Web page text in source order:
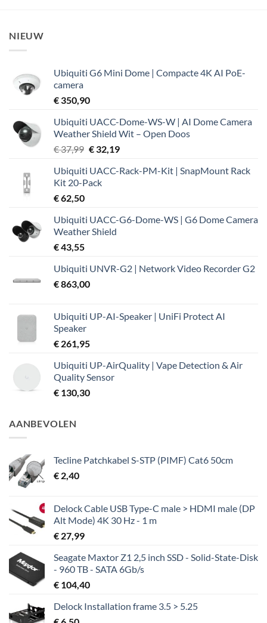
NIEUW
Ubiquiti G6 Mini Dome | Compacte 4K AI PoE-
camera
€ 350,90
Ubiquiti UACC-Dome-WS-W | AI Dome Camera
Weather Shield Wit – Open Doos
€37,99 Oorspronkelijke
was:
€ 37,99.
€32,19Huidige
is:
Ubiquiti UACC-Rack-PM-Kit | SnapMount Rack
Kit 20-Pack
€62,50
Ubiquiti UACC-G6-Dome-WS | G6 Dome Camera
Weather Shield
€43,55
Ubiquiti UNVR-G2 | Network Video Recorder G2
€863,00
Ubiquiti UP-AI-Speaker | UniFi Protect AI
Speaker
€ 261,95
Ubiquiti UP-AirQuality | Vape Detection & Air
Quality Sensor
€ 130,30
AANBEVOLEN
Tecline Patchkabel S-STP (PIMF) Cat6 50cm
€ 2,40
Delock Cable USB Type-C male > HDMI male (DP
Alt Mode) 4K 30 Hz - 1 m
€ 27,99
Seagate Maxtor Z1 2,5 inch SSD - Solid-State-Disk
- 960 TB - SATA 6Gb/s
€ 104,40
Delock Installation frame 3.5 > 5.25